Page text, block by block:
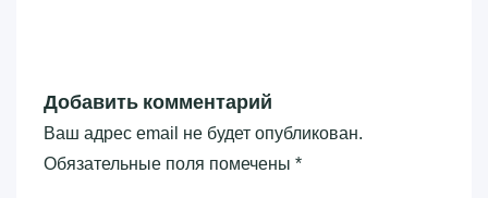
Добавить комментарий
Ваш адрес email не будет опубликован.
Обязательные поля помечены *